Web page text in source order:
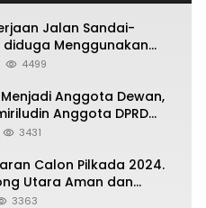
Jalan Sandai-
diduga Menggunakan
Berizin Resmi
4499
Anggota Dewan,
Anggota DPRD
3431
Calon Pilkada 2024.
Utara Aman dan
3363